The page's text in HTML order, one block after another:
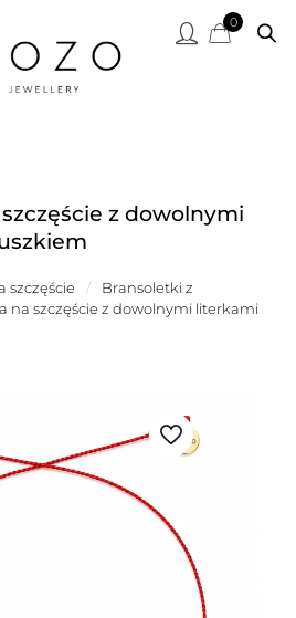
0
z dowolnymi
szczęście /
Bransoletki z
na szczęście z dowolnymi literkami